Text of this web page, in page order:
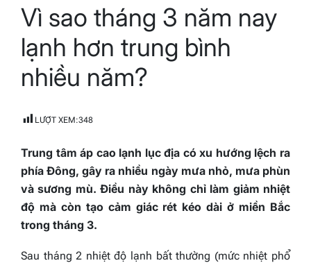
read
time
Vì sao tháng 3 năm nay
lạnh hơn trung bình
nhiều năm?
LƯỢT XEM:348
Trung tâm áp cao lạnh lục địa có xu hướng lệch ra
phía Đông, gây ra nhiều ngày mưa nhỏ, mưa phùn
và sương mù. Điều này không chỉ làm giảm nhiệt
độ mà còn tạo cảm giác rét kéo dài ở miền Bắc
trong tháng 3.
Sau tháng 2 nhiệt độ lạnh bất thường (mức nhiệt phổ